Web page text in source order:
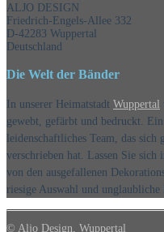
ALJO DESIGN
Friedrich-Engels-Allee 332
D-42283 Wuppertal
Deutschland
Die Welt der Bänder
In unserer Heimatstadt Wuppertal
gewebt, gefärbt und bedruckt.
leidenschaftliches Team, das sich
verschrieben hat. Lassen Sie
von den ausgefallenen
riesige Auswahl und unglaubliche
© Aljo Design, Wuppertal